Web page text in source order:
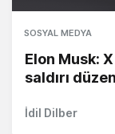
SOSYAL MEDYA
Elon Musk:
saldırı
İdil Dilber